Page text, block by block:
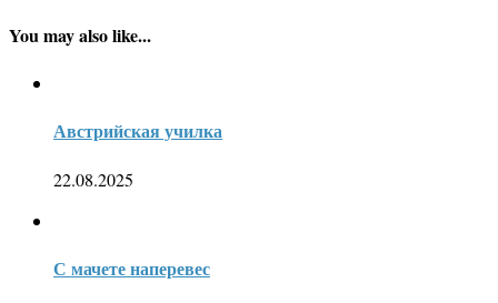
You may also like...
Австрийская училка
22.08.2025
С мачете наперевес